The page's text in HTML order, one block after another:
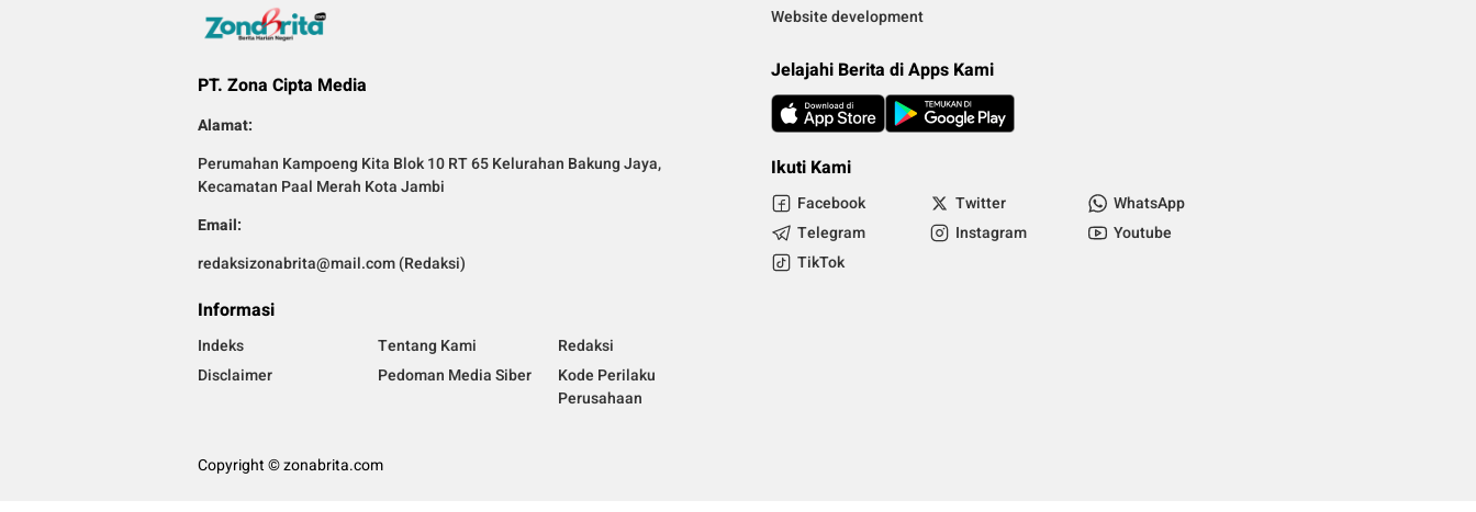
PT. Zona Cipta Media
Alamat:
Perumahan Kampoeng Kita Blok 10 RT 65 Kelurahan Bakung Jaya,
Kecamatan Paal Merah Kota Jambi
Email:
redaksizonabrita@mail.com (Redaksi)
Informasi
Indeks Tentang Kami
Redaksi
Disclaimer
Pedoman Media Siber
Kode Perilaku
Perusahaan
Website development
Jelajahi Berita di Apps Kami
Ikuti Kami
Facebook Twitter
WhatsApp
Telegram
Instagram
Youtube
TikTok
Copyright © zonabrita.com